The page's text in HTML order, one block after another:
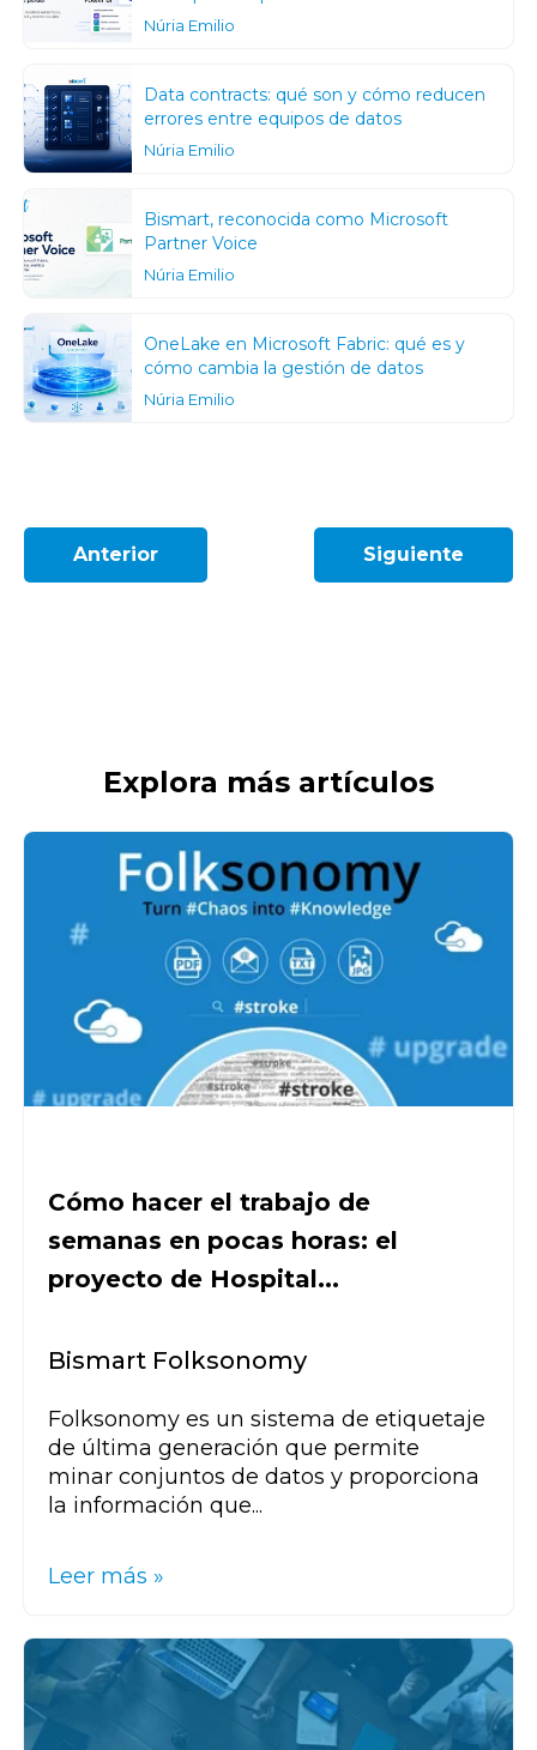
Núria Emilio
Data contracts: qué son y cómo reducen
errores entre equipos de datos
Núria Emilio
Bismart, reconocida como Microsoft
Partner Voice
Núria Emilio
OneLake en Microsoft Fabric: qué es y
cómo cambia la gestión de datos
Núria Emilio
Anterior Siguiente
Explora más artículos
Cómo hacer el trabajo de
semanas en pocas horas: el
proyecto de Hospital...
Bismart Folksonomy
Folksonomy es un sistema de etiquetaje
de última generación que permite
minar conjuntos de datos y proporciona
la información que...
Leer más »